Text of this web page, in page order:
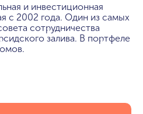
и инвестиционная
с 2002 года. Один из самых
сотрудничества
залива. В портфеле